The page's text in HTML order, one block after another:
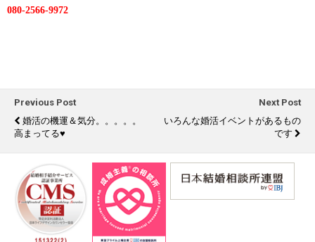
080-2566-9972
Previous Post
婚活の機運＆気分。。。。。
高まってる♥
Next Post
いろんな婚活イベントがあるもの
です